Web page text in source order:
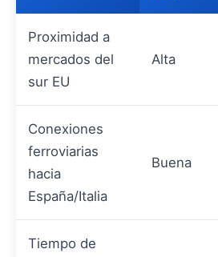
Proximidad a
mercados del
sur EU
Alta
Conexiones
ferroviarias
hacia
España/Italia
Buena
Tiempo de